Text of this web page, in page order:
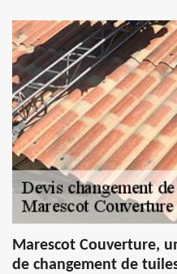
Marescot Couverture,
de changement de